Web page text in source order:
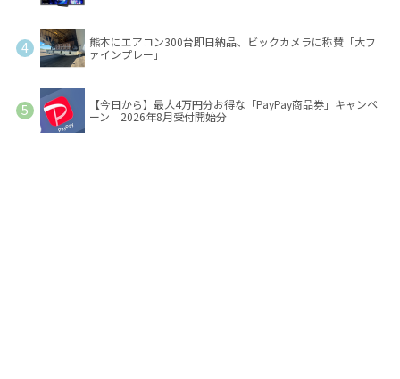
熊本にエアコン300台即日納品、ビックカメラに称賛「大フ
ァインプレー」
【今日から】最大4万円分お得な「PayPay商品券」キャンペ
ーン 2026年8月受付開始分